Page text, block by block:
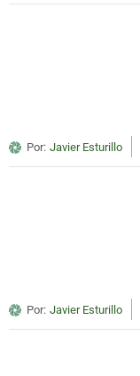
Por: Javier Esturillo
Por: Javier Esturillo